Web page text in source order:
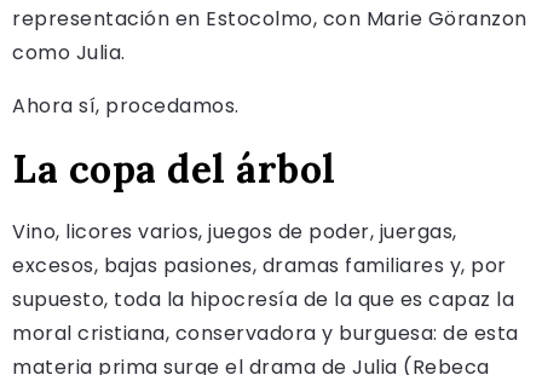
representación en Estocolmo, con Marie Göranzon
como Julia.
Ahora sí, procedamos.
La copa del árbol
Vino, licores varios, juegos de poder, juergas,
excesos, bajas pasiones, dramas familiares y, por
supuesto, toda la hipocresía de la que es capaz la
moral cristiana, conservadora y burguesa: de esta
materia prima surge el drama de Julia (Rebeca